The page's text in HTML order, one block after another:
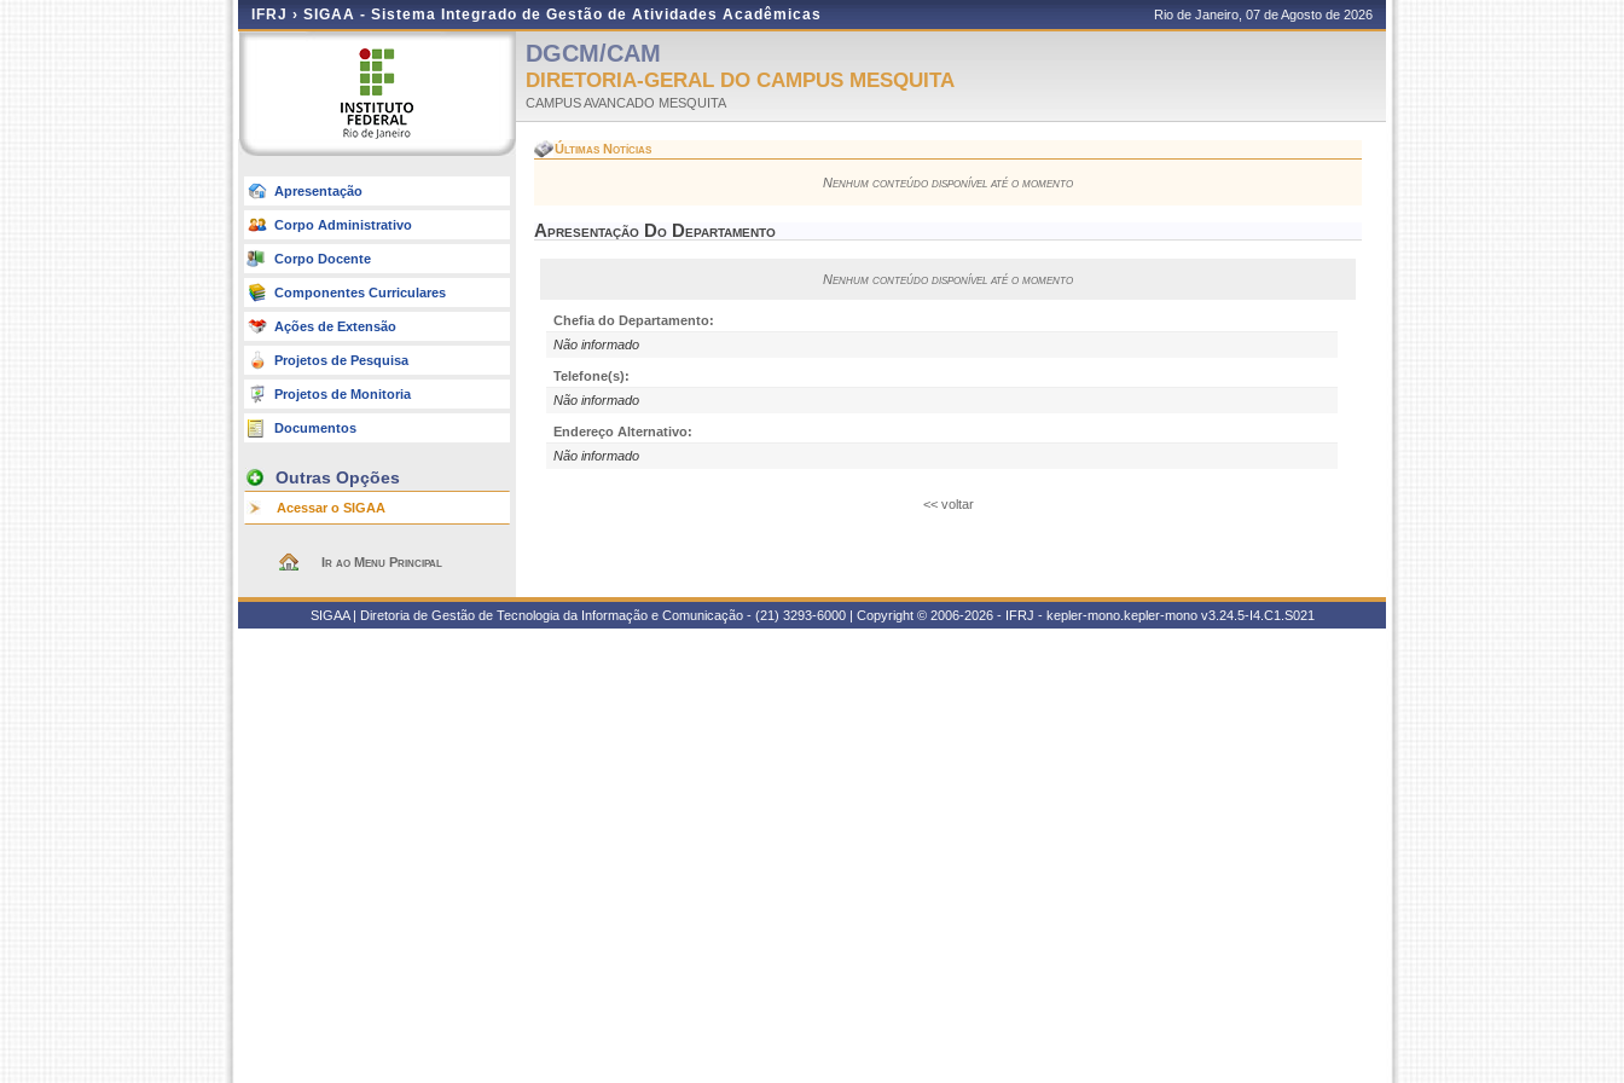
IFRJ › SIGAA - Sistema Integrado de Gestão de Atividades Acadêmicas Rio de Janeiro, 07 de Agosto de 2026
Apresentação
Corpo Administrativo
Corpo Docente
Componentes Curriculares
Ações de Extensão
Projetos de Pesquisa
Projetos de Monitoria
Documentos
Outras Opções
Acessar o SIGAA
Ir ao Menu Principal
DGCM/CAM
DIRETORIA-GERAL DO CAMPUS MESQUITA
CAMPUS AVANCADO MESQUITA
Últimas Notícias
Nenhum conteúdo disponível até o momento
Apresentação Do Departamento
Nenhum conteúdo disponível até o momento
Chefia do Departamento:
Não informado
Telefone(s):
Não informado
Endereço Alternativo:
Não informado
<< voltar
SIGAA | Diretoria de Gestão de Tecnologia da Informação e Comunicação - (21) 3293-6000 | Copyright © 2006-2026 - IFRJ - kepler-mono.kepler-mono v3.24.5-I4.C1.S021